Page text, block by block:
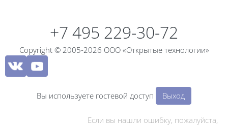
+7 495 229-30-72
Copyright © 2005-2026 ООО «Открытые технологии»
Вы используете гостевой доступ Выход
Если вы нашли ошибку, пожалуйста,